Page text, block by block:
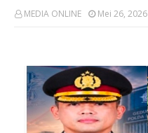
MEDIA ONLINE Mei 26, 2026